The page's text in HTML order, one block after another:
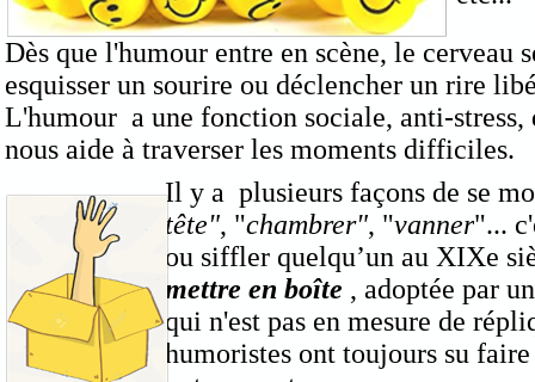
Il y a plusieurs façons de se
tête", "chambrer", "vanner"...
ou siffler quelqu’un au XIXe
mettre en boîte , adoptée par
qui n'est pas en mesure de
humoristes ont toujours su
Dès que l'humour entre en scène, le cerveau
esquisser un sourire ou déclencher un rire
L'humour a une fonction sociale, anti-
nous aide à traverser les moments difficiles.